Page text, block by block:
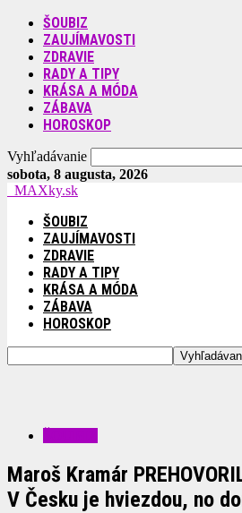
ŠOUBIZ
ZAUJÍMAVOSTI
ZDRAVIE
RADY A TIPY
KRÁSA A MÓDA
ZÁBAVA
HOROSKOP
Vyhľadávanie
sobota, 8 augusta, 2026
MAXky.sk
ŠOUBIZ
ZAUJÍMAVOSTI
ZDRAVIE
RADY A TIPY
KRÁSA A MÓDA
ZÁBAVA
HOROSKOP
Maroš Kramár
V Česku je hviezdou, no